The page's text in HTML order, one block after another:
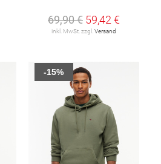
69,90 € 59,42 €
inkl. MwSt. zzgl. Versand
-15%